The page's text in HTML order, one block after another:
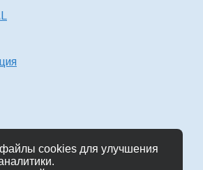
cookies для улучшения